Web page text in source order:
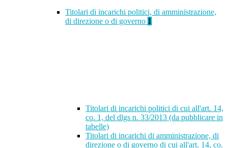
Titolari di incarichi politici, di amministrazione,
di direzione o di governo 1
Titolari di incarichi politici di cui all'art. 14,
co. 1, del dlgs n. 33/2013 (da pubblicare in
tabelle)
Titolari di incarichi di amministrazione, di
direzione o di governo di cui all'art. 14, co.